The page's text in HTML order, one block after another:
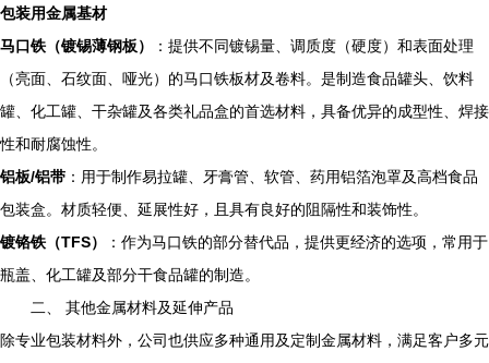
包装用金属基材
马口铁（镀锡薄钢板）
：提供不同镀锡量、调质度（硬度）和表面处理
（亮面、石纹面、哑光）的马口铁板材及卷料。是制造食品罐头、饮料
罐、化工罐、干杂罐及各类礼品盒的首选材料，具备优异的成型性、焊接
性和耐腐蚀性。
铝板/铝带 ：用于制作易拉罐、牙膏管、软管、药用铝箔泡罩及高档食品
包装盒。材质轻便、延展性好，且具有良好的阻隔性和装饰性。
镀铬铁（TFS）
：作为马口铁的部分替代品，提供更经济的选项，常用于
瓶盖、化工罐及部分干食品罐的制造。
二、 其他金属材料及延伸产品
除专业包装材料外，公司也供应多种通用及定制金属材料，满足客户多元